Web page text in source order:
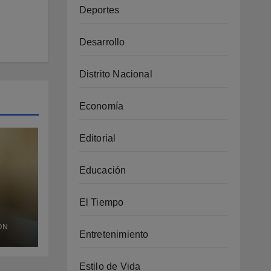
Deportes
Desarrollo
Distrito Nacional
Economía
Editorial
Educación
El Tiempo
Entretenimiento
Estilo de Vida